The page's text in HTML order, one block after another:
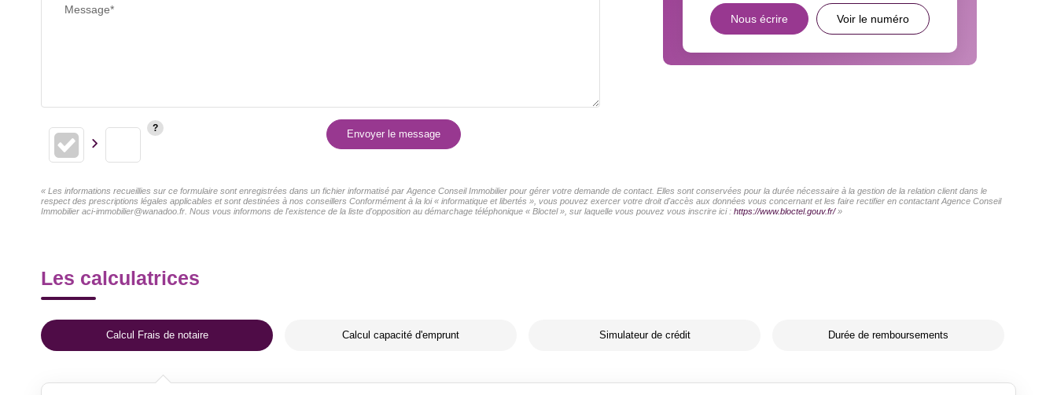
Message*
Envoyer le message
Nous écrire Voir le numéro
« Les informations recueillies sur ce formulaire sont enregistrées dans un fichier informatisé par Agence Conseil Immobilier pour gérer votre demande de contact. Elles sont conservées pour la durée nécessaire à la gestion de la relation client dans le
respect des prescriptions légales applicables et sont destinées à nos conseillers Conformément à la loi « informatique et libertés », vous pouvez exercer votre droit d'accès aux données vous concernant et les faire rectifier en contactant Agence Conseil
Immobilier aci-immobilier@wanadoo.fr. Nous vous informons de l'existence de la liste d'opposition au démarchage téléphonique « Bloctel », sur laquelle vous pouvez vous inscrire ici : https://www.bloctel.gouv.fr/»
Les calculatrices
Calcul Frais de notaire Calcul capacité d'emprunt Simulateur de crédit Durée de remboursements